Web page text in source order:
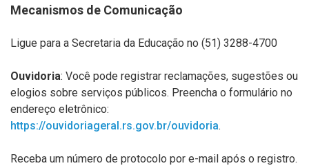
Mecanismos de Comunicação
Ligue para a Secretaria da Educação no (51) 3288-4700
Ouvidoria: Você pode registrar reclamações, sugestões ou
elogios sobre serviços públicos. Preencha o formulário no
endereço eletrônico:
https://ouvidoriageral.rs.gov.br/ouvidoria.
Receba um número de protocolo por e-mail após o registro.